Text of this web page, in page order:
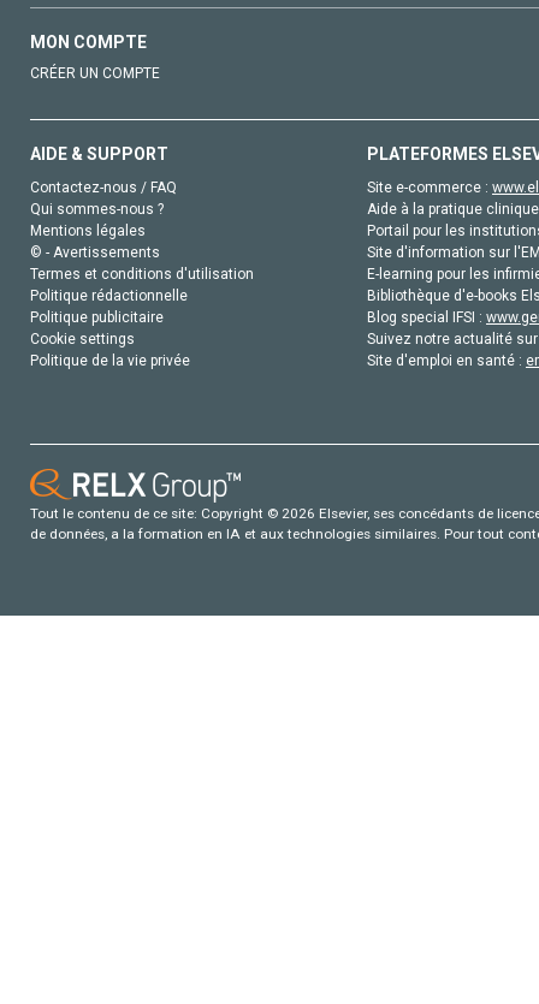
MON COMPTE
CRÉER UN COMPTE
AIDE & SUPPORT
Contactez-nous / FAQ
Qui sommes-nous ?
Mentions légales
© - Avertissements
Termes et conditions d'utilisation
Politique rédactionnelle
Politique publicitaire
Cookie settings
Politique de la vie privée
PLATEFORMES
Site e-commerce :
Aide à la pratique
Portail pour les
Site d'information sur
E-learning pour les
Bibliothèque d'e-books
Blog special IFSI :
Suivez notre actualité
Site d'emploi en santé :
Tout le contenu de ce site: Copyright © 2026 Elsevier, ses concédants de
de données, a la formation en IA et aux technologies similaires. Pour tout